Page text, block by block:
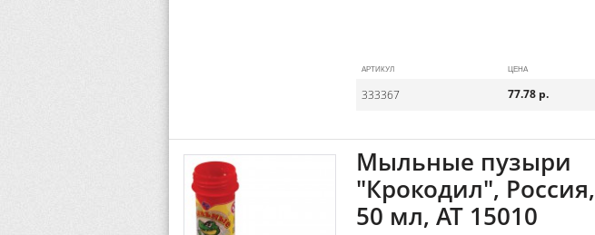
АРТИКУЛ ЦЕНА
333367 77.78 р.
Мыльные пузыри
"Крокодил", Россия,
50 мл, АТ 15010